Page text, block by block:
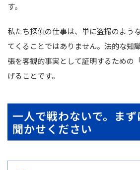
す。
私たち探偵の仕事は、単に盗撮のよう
てくることではありません。法的な知
張を客観的事実として証明するための
げることです。
一人で戦わないで。ま
聞かせください